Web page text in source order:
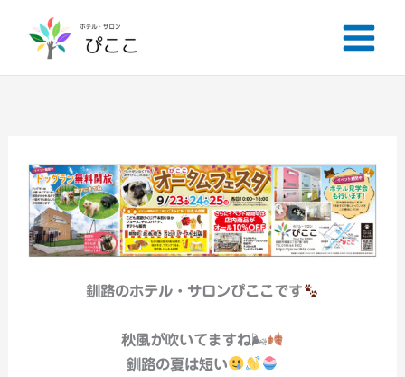
釧路のホテル・サロンぴここです
秋風が吹いてますね🌬
釧路の夏は短い